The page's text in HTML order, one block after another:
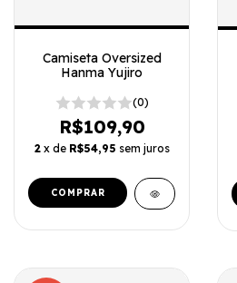
Camiseta Oversized
Hanma Yujiro
(0)
R$109,90
2 x de R$54,95 sem juros
COMPRAR